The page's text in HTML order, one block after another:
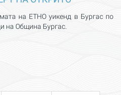
на ЕТНО уикенд в Бургас по
на Община Бургас.